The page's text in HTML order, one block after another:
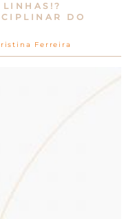
LINHAS!?
DO
Ferreira